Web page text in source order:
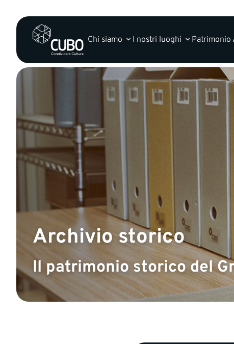
Chi siamo I nostri luoghi
Archivio storico
Il patrimonio storico del